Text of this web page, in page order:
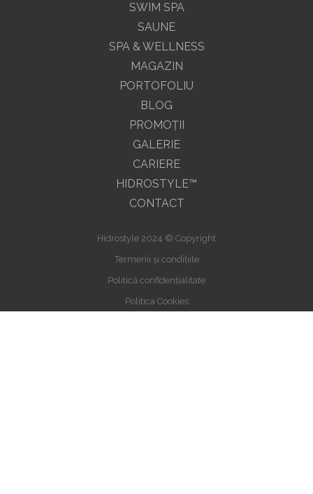
SWIM SPA
SAUNE
SPA & WELLNESS
MAGAZIN
PORTOFOLIU
BLOG
PROMOŢII
GALERIE
CARIERE
HIDROSTYLE™
CONTACT
Hidrostyle 2024 © Copyright
Termenii și condițiile
Politică confidențialitate
Politica Cookies